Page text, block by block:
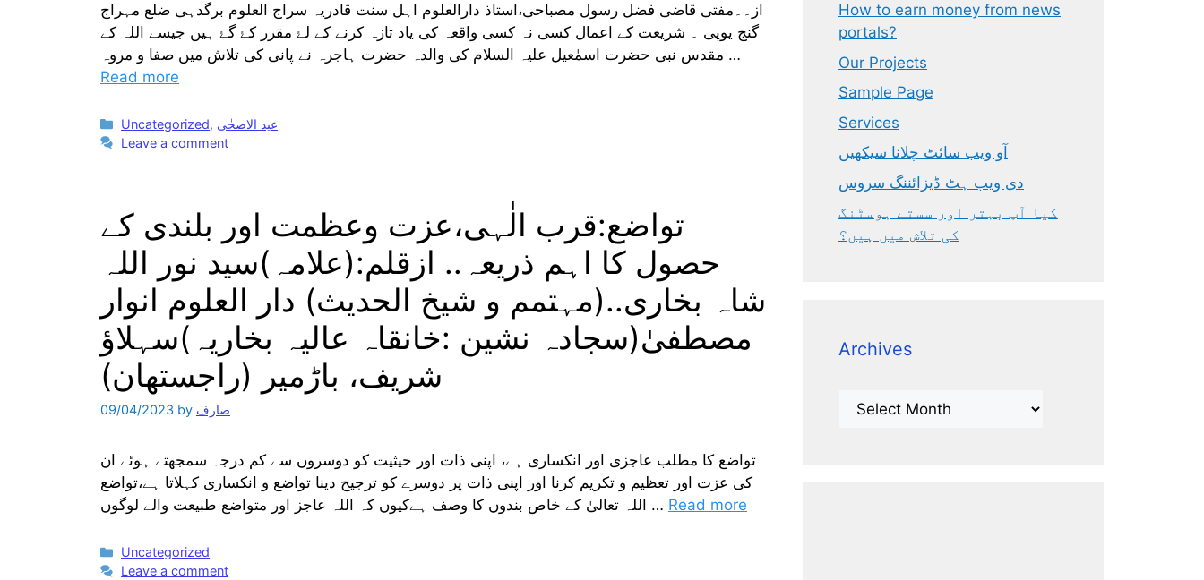
از۔۔مفتی قاضی فضل رسول مصباحی،استاذ دارالعلوم اہل سنت قادریہ سراج العلوم برگدہی ضلع مہراج
گنج یوپی ۔ شریعت کے اعمال کسی نہ کسی واقعہ کی یاد تازہ کرنے کے لۓ مقرر کۓ گۓ ہیں جیسے اللہ کے
مقدس نبی حضرت اسمٰعیل علیہ السلام کی والدہ حضرت ہاجرہ نے پانی کی تلاش میں صفا و مروہ …
Read more
Categories
Uncategorized, عید الاضحٰی
Leave a comment
تواضع:قرب الٰہی،عزت وعظمت اور بلندی کے
حصول کا اہم ذریعہ.. ازقلم:(علامہ)سید نور اللہ
شاہ بخاری..(مہتمم و شیخ الحدیث) دار العلوم انوار
مصطفیٰ(سجادہ نشین :خانقاہ عالیہ بخاریہ)سہلاؤ
شریف، باڑمیر (راجستھان)
09/04/2023 by صارف
تواضع کا مطلب عاجزی اور انکساری ہے، اپنی ذات اور حیثیت کو دوسروں سے کم درجہ سمجھتے ہوئے ان
کی عزت اور تعظیم و تکریم کرنا اور اپنی ذات پر دوسرے کو ترجیح دینا تواضع و انکساری کہلاتا ہے،تواضع
اللہ تعالیٰ کے خاص بندوں کا وصف ہےکیوں کہ اللہ عاجز اور متواضع طبیعت والے لوگوں … Read more
Categories
Uncategorized
Leave a comment
How to earn money from news
portals?
Our Projects
Sample Page
Services
آو ویب سائٹ چلانا سیکھیں
دی ویب ہٹ ڈیزائننگ سروس
کیا آپ بہتر اور سستے ہوسٹنگ
کی تلاش میں ہیں؟
Archives
Archives